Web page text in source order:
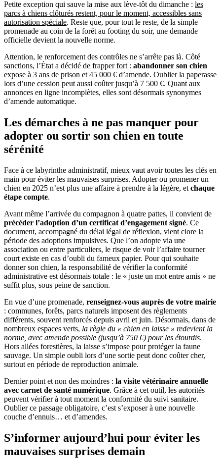
Petite exception qui sauve la mise aux lève-tôt du dimanche : les
parcs à chiens clôturés restent, pour le moment, accessibles sans
autorisation spéciale. Reste que, pour tout le reste, de la simple
promenade au coin de la forêt au footing du soir, une demande
officielle devient la nouvelle norme.
Attention, le renforcement des contrôles ne s’arrête pas là. Côté
sanctions, l’État a décidé de frapper fort : abandonner son chien
expose à 3 ans de prison et 45 000 € d’amende. Oublier la paperasse
lors d’une cession peut aussi coûter jusqu’à 7 500 €. Quant aux
annonces en ligne incomplètes, elles sont désormais synonymes
d’amende automatique.
Les démarches à ne pas manquer pour
adopter ou sortir son chien en toute
sérénité
Face à ce labyrinthe administratif, mieux vaut avoir toutes les clés en
main pour éviter les mauvaises surprises. Adopter ou promener un
chien en 2025 n’est plus une affaire à prendre à la légère, et chaque
étape compte.
Avant même l’arrivée du compagnon à quatre pattes, il convient de
précéder l’adoption d’un certificat d’engagement signé. Ce
document, accompagné du délai légal de réflexion, vient clore la
période des adoptions impulsives. Que l’on adopte via une
association ou entre particuliers, le risque de voir l’affaire tourner
court existe en cas d’oubli du fameux papier. Pour qui souhaite
donner son chien, la responsabilité de vérifier la conformité
administrative est désormais totale : le « juste un mot entre amis » ne
suffit plus, sous peine de sanction.
En vue d’une promenade, renseignez-vous auprès de votre mairie
: communes, forêts, parcs naturels imposent des règlements
différents, souvent renforcés depuis avril et juin. Désormais, dans de
nombreux espaces verts, la règle du « chien en laisse » redevient la
norme, avec amende possible (jusqu’à 750 €) pour les étourdis.
Hors allées forestières, la laisse s’impose pour protéger la faune
sauvage. Un simple oubli lors d’une sortie peut donc coûter cher,
surtout en période de reproduction animale.
Dernier point et non des moindres : la visite vétérinaire annuelle
avec carnet de santé numérique. Grâce à cet outil, les autorités
peuvent vérifier à tout moment la conformité du suivi sanitaire.
Oublier ce passage obligatoire, c’est s’exposer à une nouvelle
couche d’ennuis… et d’amendes.
S’informer aujourd’hui pour éviter les
mauvaises surprises demain